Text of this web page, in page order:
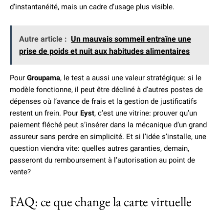
d’instantanéité, mais un cadre d’usage plus visible.
Autre article : Un mauvais sommeil entraîne une
prise de poids et nuit aux habitudes alimentaires
Pour Groupama, le test a aussi une valeur stratégique: si le
modèle fonctionne, il peut être décliné à d’autres postes de
dépenses où l’avance de frais et la gestion de justificatifs
restent un frein. Pour Eyst, c’est une vitrine: prouver qu’un
paiement fléché peut s’insérer dans la mécanique d’un grand
assureur sans perdre en simplicité. Et si l’idée s’installe, une
question viendra vite: quelles autres garanties, demain,
passeront du remboursement à l’autorisation au point de
vente?
FAQ: ce que change la carte virtuelle